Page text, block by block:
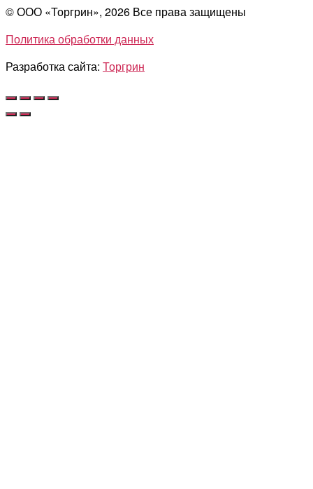
© ООО «Торгрин», 2026 Все права защищены
Политика обработки данных
Разработка сайта: Торгрин